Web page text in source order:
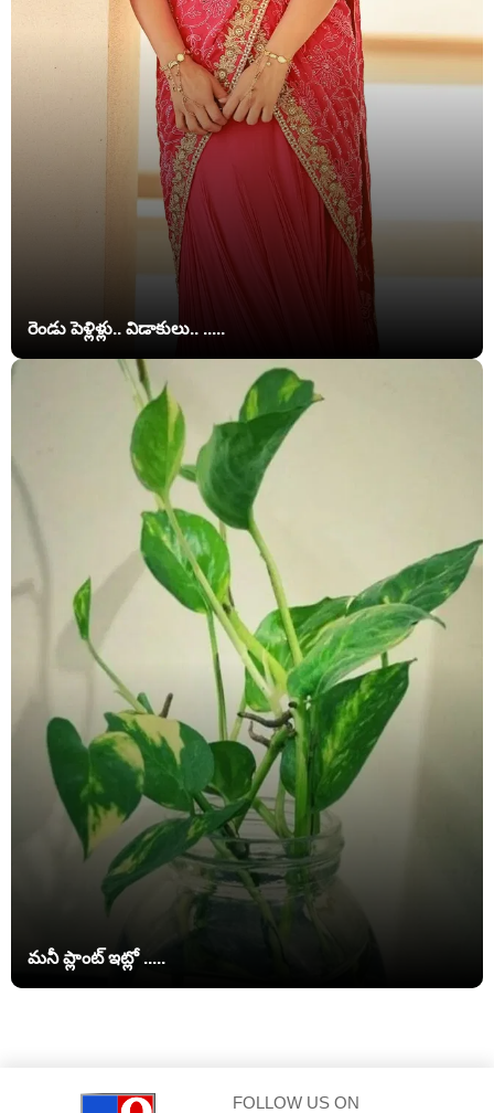
రెండు పెళ్లిళ్లు.. విడాకులు.. .....
మనీ ప్లాంట్ ఇట్లో .....
FOLLOW US ON